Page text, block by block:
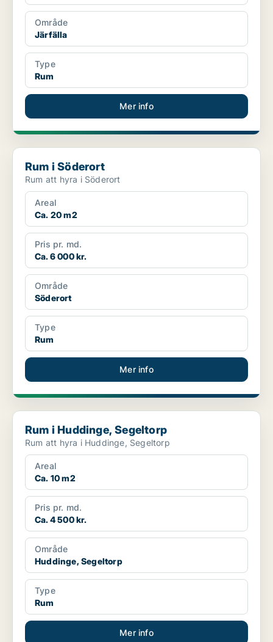
Område
Järfälla
Type
Rum
Mer info
Rum i Söderort
Rum i Söderort
Rum att hyra i Söderort
Areal
Ca. 20 m2
Pris pr. md.
Ca. 6 000 kr.
Område
Söderort
Type
Rum
Mer info
Rum i Huddinge, Segeltorp
Rum i Huddinge, Segeltorp
Rum att hyra i Huddinge, Segeltorp
Areal
Ca. 10 m2
Pris pr. md.
Ca. 4 500 kr.
Område
Huddinge, Segeltorp
Type
Rum
Mer info